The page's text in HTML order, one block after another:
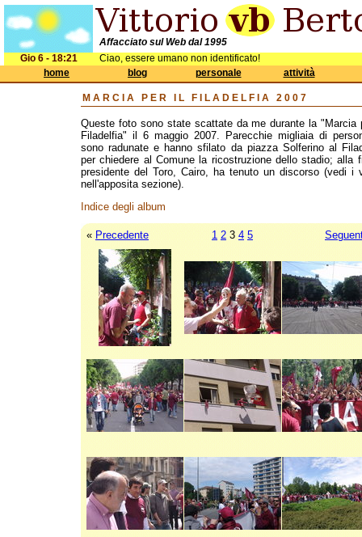
Affacciato sul Web dal 1995
Gio 6 - 18:21
Ciao, essere umano non identificato!
home
blog personale attività
MARCIA PER IL FILADELFIA 2007
Queste foto sono state scattate da me durante la "Marcia
Filadelfia" il 6 maggio 2007. Parecchie migliaia di
sono radunate e hanno sfilato da piazza Solferino al
per chiedere al Comune la ricostruzione dello stadio; alla
presidente del Toro, Cairo, ha tenuto un discorso (vedi i
nell'apposita sezione).
Indice degli album
« Precedente 1 2 3 4 5